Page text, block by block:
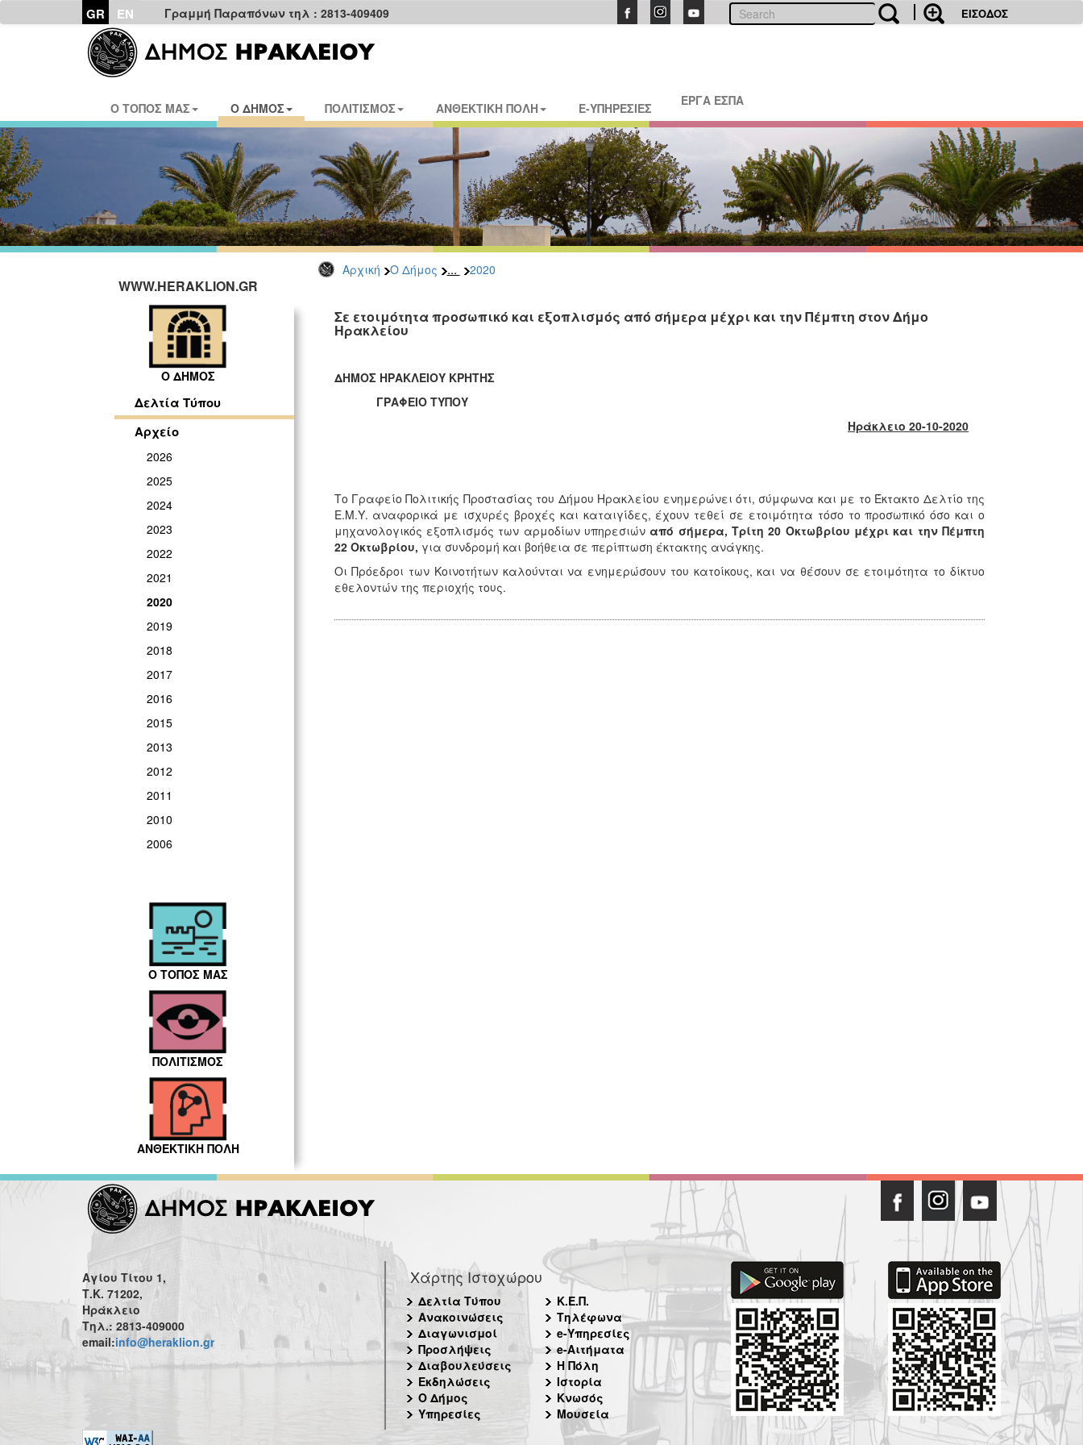
GR EN Γραμμή Παραπόνων τηλ : 2813-409409 ΕΙΣΟΔΟΣ
Ο ΤΟΠΟΣ ΜΑΣ Ο ΔΗΜΟΣ ΠΟΛΙΤΙΣΜΟΣ ΑΝΘΕΚΤΙΚΗ ΠΟΛΗ E-ΥΠΗΡΕΣΙΕΣ ΕΡΓΑ ΕΣΠΑ
Αρχική Ο Δήμος ... 2020
WWW.HERAKLION.GR
Ο ΔΗΜΟΣ
Δελτία Τύπου
Αρχείο
2026
2025
2024
2023
2022
2021
2020
2019
2018
2017
2016
2015
2013
2012
2011
2010
2006
Ο ΤΟΠΟΣ ΜΑΣ
ΠΟΛΙΤΙΣΜΟΣ
ΑΝΘΕΚΤΙΚΗ ΠΟΛΗ
Σε ετοιμότητα προσωπικό και εξοπλισμός από σήμερα μέχρι και την Πέμπτη στον Δήμο
Ηρακλείου
ΔΗΜΟΣ ΗΡΑΚΛΕΙΟΥ ΚΡΗΤΗΣ
ΓΡΑΦΕΙΟ ΤΥΠΟΥ
Ηράκλειο 20-10-2020
Το Γραφείο Πολιτικής Προστασίας του Δήμου Ηρακλείου ενημερώνει ότι, σύμφωνα και με το Έκτακτο Δελτίο της
Ε.Μ.Υ. αναφορικά με ισχυρές βροχές και καταιγίδες, έχουν τεθεί σε ετοιμότητα τόσο το προσωπικό όσο και ο
μηχανολογικός εξοπλισμός των αρμοδίων υπηρεσιώναπό σήμερα, Τρίτη 20 Οκτωβρίου μέχρι και την Πέμπτη
22 Οκτωβρίου, για συνδρομή και βοήθεια σε περίπτωση έκτακτης ανάγκης.
Οι Πρόεδροι των Κοινοτήτων καλούνται να ενημερώσουν του κατοίκους, και να θέσουν σε ετοιμότητα το δίκτυο
εθελοντών της περιοχής τους.
Αγίου Τίτου 1,
Τ.Κ. 71202,
Ηράκλειο
Τηλ.: 2813-409000
email:info@heraklion.gr
Χάρτης Ιστοχώρου
Δελτία Τύπου
Ανακοινώσεις
Διαγωνισμοί
Προσλήψεις
Διαβουλεύσεις
Εκδηλώσεις
Ο Δήμος
Υπηρεσίες
Κ.Ε.Π.
Τηλέφωνα
e-Υπηρεσίες
e-Αιτήματα
Η Πόλη
Ιστορία
Κνωσός
Μουσεία